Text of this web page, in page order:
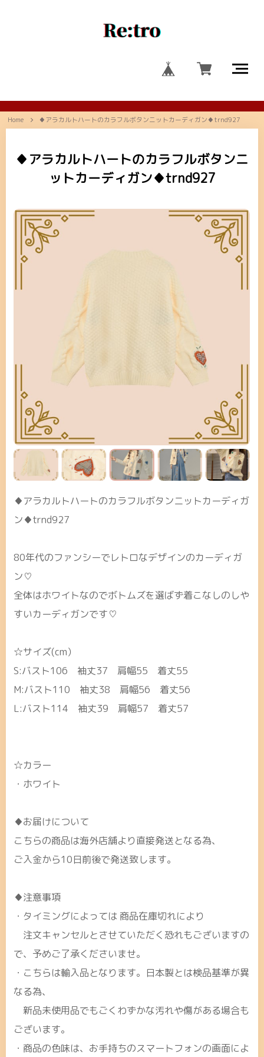
Home ♦アラカルトハートのカラフルボタンニットカーディガン♦trnd927
♦アラカルトハートのカラフルボタンニ
ットカーディガン♦trnd927
♦アラカルトハートのカラフルボタンニットカーディガ
ン♦trnd927
80年代のファンシーでレトロなデザインのカーディガ
ン♡
全体はホワイトなのでボトムズを選ばず着こなしのしや
すいカーディガンです♡
☆サイズ(cm）
S:バスト106 袖丈37 肩幅55 着丈55
M:バスト110 袖丈38 肩幅56 着丈56
L:バスト114 袖丈39 肩幅57 着丈57
☆カラー
・ホワイト
♦お届けについて
こちらの商品は海外店舗より直接発送となる為、
ご入金から10日前後で発送致します。
♦注意事項
・タイミングによっては 商品在庫切れにより
注文キャンセルとさせていただく恐れもございますの
で、予めご了承くださいませ。
・こちらは輸入品となります。日本製とは検品基準が異
なる為、
新品未使用品でもごくわずかな汚れや傷がある場合も
ございます。
・商品の色味は、お手持ちのスマートフォンの画面によ